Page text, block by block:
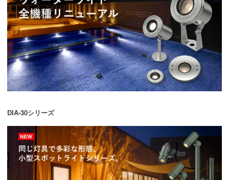
DIA-30シリーズ